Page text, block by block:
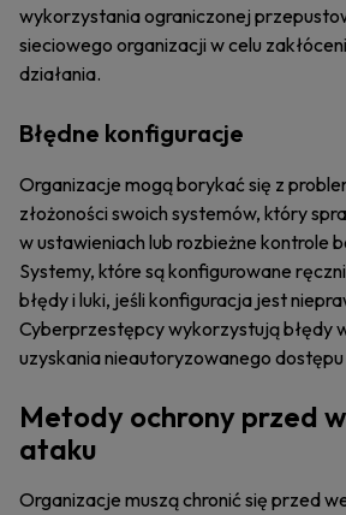
wykorzystania ograniczonej
sieciowego organizacji w celu
działania.
Błędne konfiguracje
Organizacje mogą borykać się z
złożoności swoich systemów, który
w ustawieniach lub rozbieżne kontrole
Systemy, które są konfigurowane
błędy i luki, jeśli konfiguracja jest
Cyberprzestępcy wykorzystują błędy
uzyskania nieautoryzowanego
Metody ochrony przed
ataku
Organizacje muszą chronić się przed